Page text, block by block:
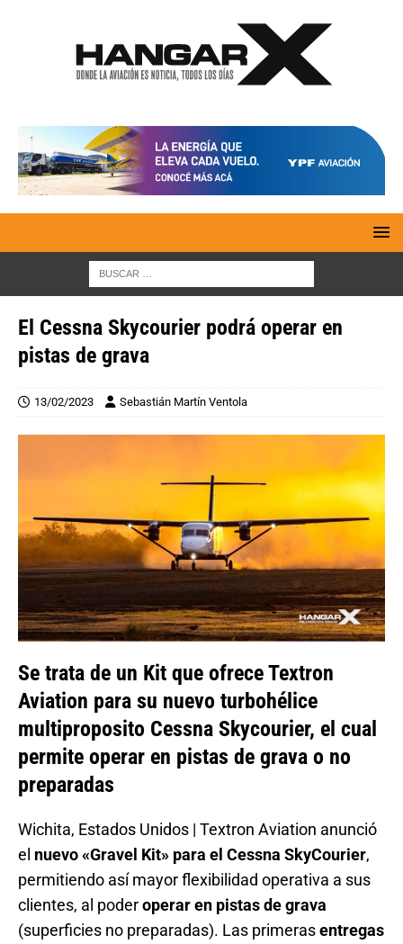
El Cessna Skycourier podrá operar en
pistas de grava
13/02/2023 Sebastián Martín Ventola
Se trata de un Kit que ofrece Textron
Aviation para su nuevo turbohélice
multiproposito Cessna Skycourier, el cual
permite operar en pistas de grava o no
preparadas
Wichita, Estados Unidos | Textron Aviation anunció
el nuevo «Gravel Kit» para el Cessna SkyCourier,
permitiendo así mayor flexibilidad operativa a sus
clientes, al poderoperar en pistas de grava
(superficies no preparadas). Las primerasentregas